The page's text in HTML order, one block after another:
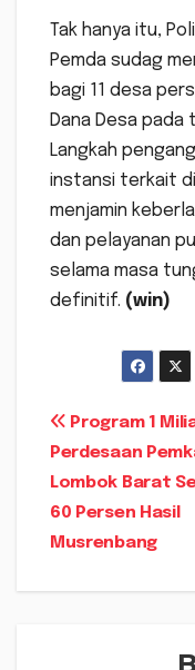
Tak hanya itu,
Pemda sudag
bagi 11 desa
Dana Desa pada
Langkah
instansi terkait
menjamin
dan pelayanan
selama masa
definitif. (win)
pos
Program 1
Perdesaan
Lombok Barat
60 Persen Hasil
Musrenbang